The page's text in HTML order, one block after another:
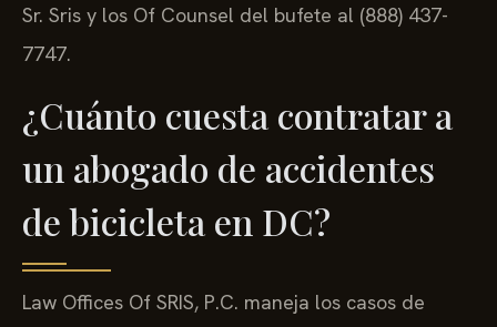
Sr. Sris y los Of Counsel del bufete al (888) 437-
7747.
¿Cuánto cuesta contratar a
un abogado de accidentes
de bicicleta en DC?
Law Offices Of SRIS, P.C. maneja los casos de